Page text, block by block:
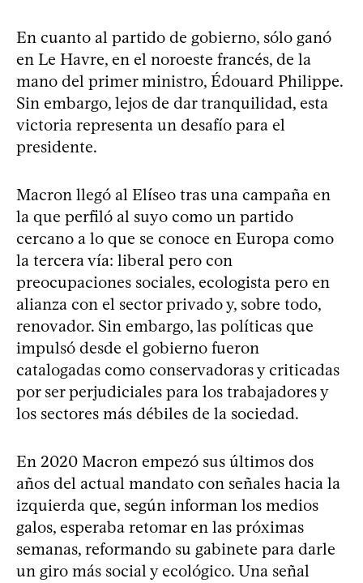
En cuanto al partido de gobierno, sólo ganó
en Le Havre, en el noroeste francés, de la
mano del primer ministro, Édouard Philippe.
Sin embargo, lejos de dar tranquilidad, esta
victoria representa un desafío para el
presidente.
Macron llegó al Elíseo tras una campaña en
la que perfiló al suyo como un partido
cercano a lo que se conoce en Europa como
la tercera vía: liberal pero con
preocupaciones sociales, ecologista pero en
alianza con el sector privado y, sobre todo,
renovador. Sin embargo, las políticas que
impulsó desde el gobierno fueron
catalogadas como conservadoras y criticadas
por ser perjudiciales para los trabajadores y
los sectores más débiles de la sociedad.
En 2020 Macron empezó sus últimos dos
años del actual mandato con señales hacia la
izquierda que, según informan los medios
galos, esperaba retomar en las próximas
semanas, reformando su gabinete para darle
un giro más social y ecológico. Una señal